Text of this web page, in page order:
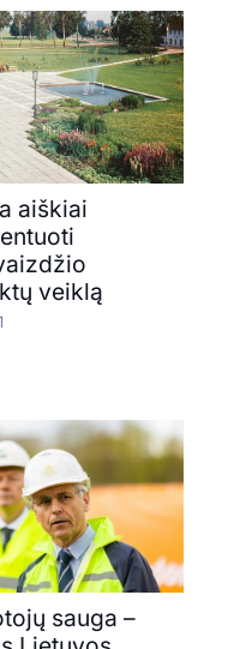
aiškiai
veiklą
sauga –